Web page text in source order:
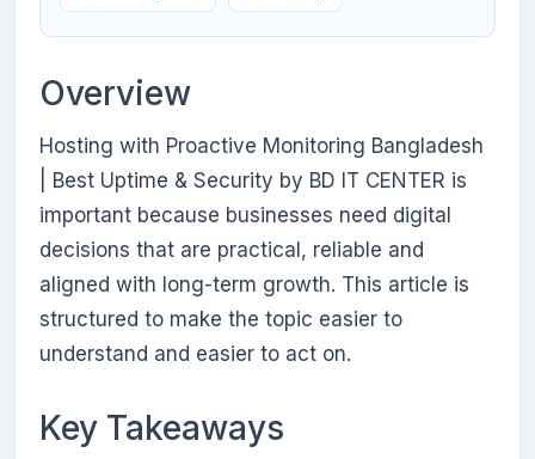
Overview
Hosting with Proactive Monitoring Bangladesh
| Best Uptime & Security by BD IT CENTER is
important because businesses need digital
decisions that are practical, reliable and
aligned with long-term growth. This article is
structured to make the topic easier to
understand and easier to act on.
Key Takeaways